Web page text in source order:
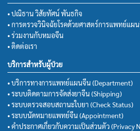
• ปณิธาน วิสัยทัศน์ พันธกิจ
• การตรวจวินิจฉัยโรคด้วยศาสตร์การแพทย์แผ
• ร่วมงานกับหมอจีน
• ติดต่อเรา
บริการสำหรับผู้ป่วย
• บริการทางการแพทย์แผนจีน (Department)
• ระบบติดตามการจัดส่งยาจีน (Shipping)
• ระบบตรวจสอบสถานะใบยา (Check Status)
• ระบบนัดหมายแพทย์จีน (Appointment)
• คำประกาศเกี่ยวกับความเป็นส่วนตัว (Privacy